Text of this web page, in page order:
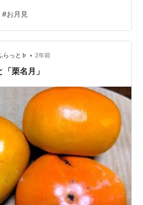
#お月見
らっと♭ • 2年前
栗名月」